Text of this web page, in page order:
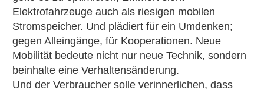
Elektrofahrzeuge auch als riesigen mobilen
Stromspeicher. Und plädiert für ein Umdenken;
gegen Alleingänge, für Kooperationen. Neue
Mobilität bedeute nicht nur neue Technik, sondern
beinhalte eine Verhaltensänderung.
Und der Verbraucher solle verinnerlichen, dass